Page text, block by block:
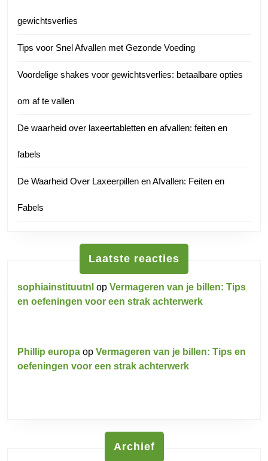
gewichtsverlies
Tips voor Snel Afvallen met Gezonde Voeding
Voordelige shakes voor gewichtsverlies: betaalbare opties
om af te vallen
De waarheid over laxeertabletten en afvallen: feiten en
fabels
De Waarheid Over Laxeerpillen en Afvallen: Feiten en
Fabels
Laatste reacties
sophiainstituutnl op Vermageren van je billen: Tips
en oefeningen voor een strak achterwerk
Phillip europa op Vermageren van je billen: Tips en
oefeningen voor een strak achterwerk
Archief